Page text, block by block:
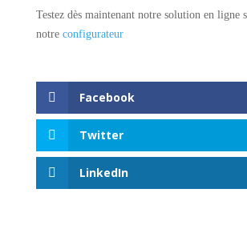
Testez dès maintenant notre solution en ligne
notre configurateur
Facebook
Twitter
LinkedIn